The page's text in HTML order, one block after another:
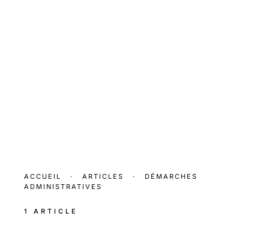
ACCUEIL · ARTICLES ·
DÉMARCHES
ADMINISTRATIVES
1 ARTICLE